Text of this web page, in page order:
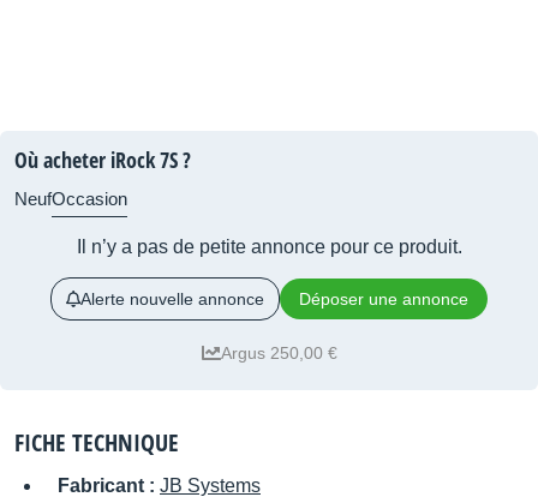
Où acheter iRock 7S ?
NeufOccasion
Il n’y a pas de petite annonce pour ce produit.
Alerte nouvelle annonce Déposer une annonce
Argus 250,00 €
FICHE TECHNIQUE
Fabricant : JB Systems